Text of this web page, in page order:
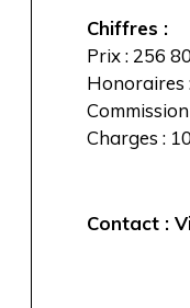
Chiffres :
Prix : 256
Honoraires
Charges :
Contact :